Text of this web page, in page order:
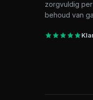
zorgvuldig
behoud van